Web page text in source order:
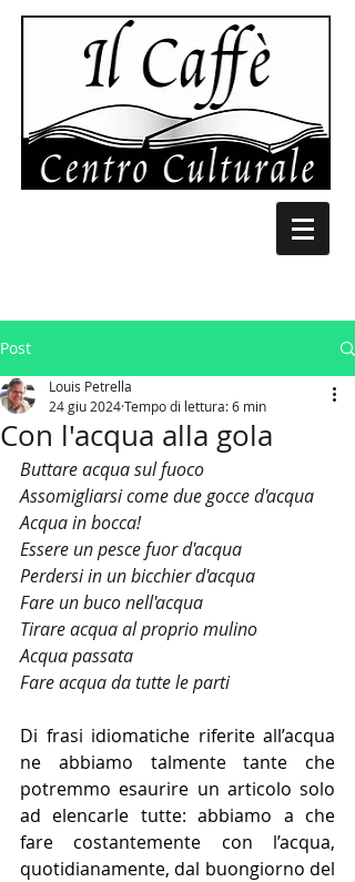
Post
Con l'acqua alla gola
Louis Petrella
24 giu 2024Tempo di lettura: 6 min
Buttare acqua sul fuoco
Assomigliarsi come due gocce d'acqua
Acqua in bocca!
Essere un pesce fuor d'acqua
Perdersi in un bicchier d'acqua
Fare un buco nell'acqua
Tirare acqua al proprio mulino
Acqua passata
Fare acqua da tutte le parti
Di frasi idiomatiche riferite all’acqua
ne abbiamo talmente tante che
potremmo esaurire un articolo solo
ad elencarle tutte: abbiamo a che
fare costantemente con l’acqua,
quotidianamente, dal buongiorno del